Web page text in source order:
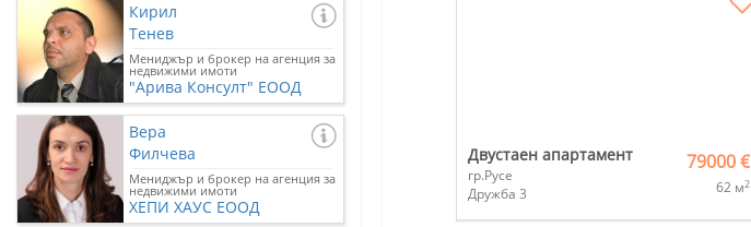
Кирил
Тенев
Мениджър и брокер на агенция за
недвижими имоти
"Арива Консулт" ЕООД
Вера
Филчева
Мениджър и брокер на агенция за
недвижими имоти
ХЕПИ ХАУС ЕООД
Двустаен апартамент
гр.Русе
Дружба 3
79000 €
62 м2